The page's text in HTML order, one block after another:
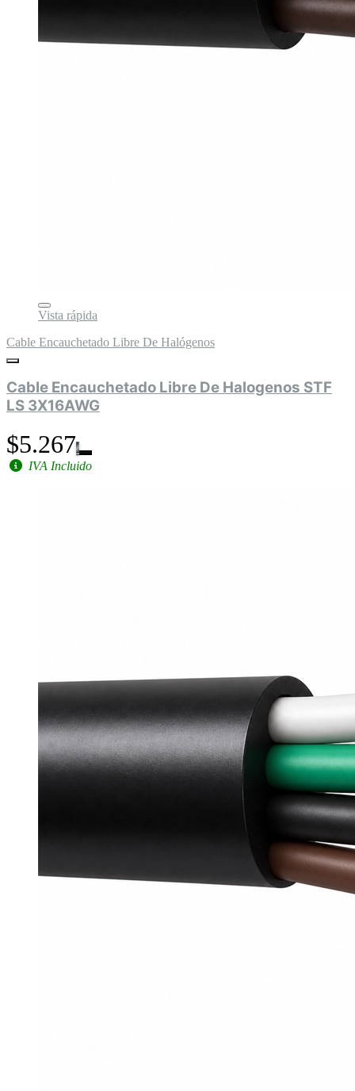
Vista rápida
Cable Encauchetado Libre De Halógenos
Cable Encauchetado Libre De Halogenos STF
LS 3X16AWG
$5.267
IVA Incluido